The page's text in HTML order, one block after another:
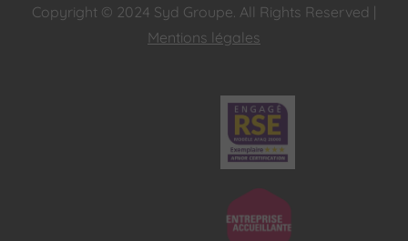
Copyright © 2024 Syd Groupe. All Rights Reserved |
Mentions légales